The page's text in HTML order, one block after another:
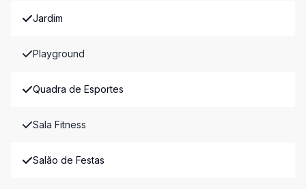
Jardim
Playground
Quadra de Esportes
Sala Fitness
Salão de Festas